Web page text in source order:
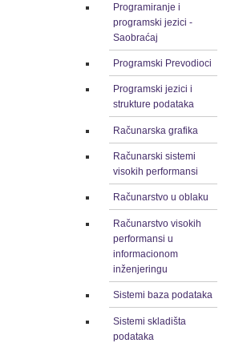
Programiranje i
programski jezici -
Saobraćaj
Programski Prevodioci
Programski jezici i
strukture podataka
Računarska grafika
Računarski sistemi
visokih performansi
Računarstvo u oblaku
Računarstvo visokih
performansi u
informacionom
inženjeringu
Sistemi baza podataka
Sistemi skladišta
podataka